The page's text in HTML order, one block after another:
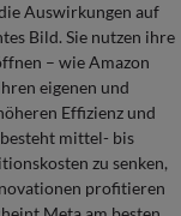
Auswirkungen auf
Bild. Sie nutzen ihre
– wie Amazon
eigenen und
Effizienz und
mittel- bis
zu senken,
profitieren